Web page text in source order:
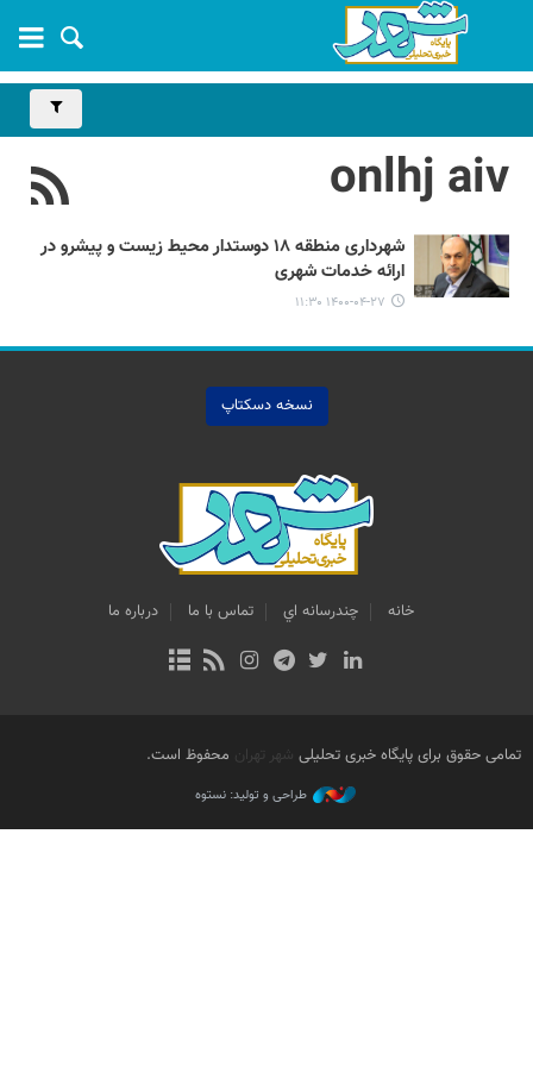
onlhj aiv
شهرداری منطقه ۱۸ دوستدار محیط زیست و پیشرو در
ارائه خدمات شهری
۱۴۰۰-۰۴-۲۷ ۱۱:۳۰
نسخه دسکتاپ
خانه چندرسانه اي تماس با ما درباره ما
تمامی حقوق برای پایگاه خبری تحلیلی شهر تهران محفوظ است.
طراحی و تولید: نستوه